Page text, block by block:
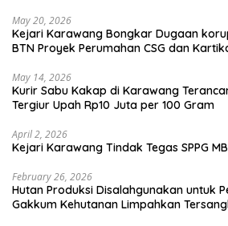
May 20, 2026
Kejari Karawang Bongkar Dugaan
BTN Proyek Perumahan CSG dan
May 14, 2026
Kurir Sabu Kakap di Karawang
Tergiur Upah Rp10 Juta per 100 Gram
April 2, 2026
Kejari Karawang Tindak Tegas SPPG
February 26, 2026
Hutan Produksi Disalahgunakan untuk
Gakkum Kehutanan Limpahkan